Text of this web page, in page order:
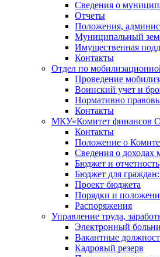
Сведения о
Отчеты
Положения,
Муниципальный
Имущественная
Контакты
Отдел по
Проведение
Воинский учет и
Нормативно
Контакты
МКУ«Комитет финансов
Контакты
Положение о
Сведения о
Бюджет и отчетность
Бюджет для
Проект бюджета
Порядки и
Распоряжения
Управление труда,
Электронный
Вакантные
Кадровый резерв